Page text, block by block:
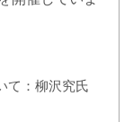
て：柳沢究氏